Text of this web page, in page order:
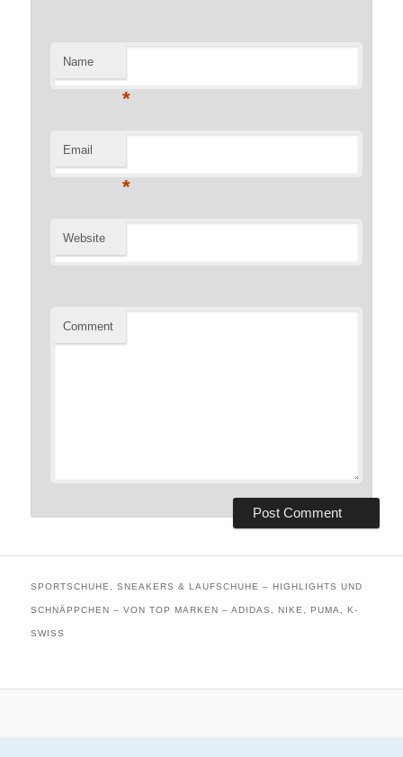
Name
*
Email
*
Website
Comment
SPORTSCHUHE, SNEAKERS & LAUFSCHUHE – HIGHLIGHTS UND
SCHNÄPPCHEN – VON TOP MARKEN – ADIDAS, NIKE, PUMA, K-
SWISS